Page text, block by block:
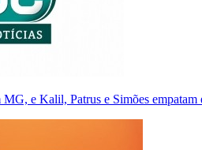
e Kalil, Patrus e Simões empatam